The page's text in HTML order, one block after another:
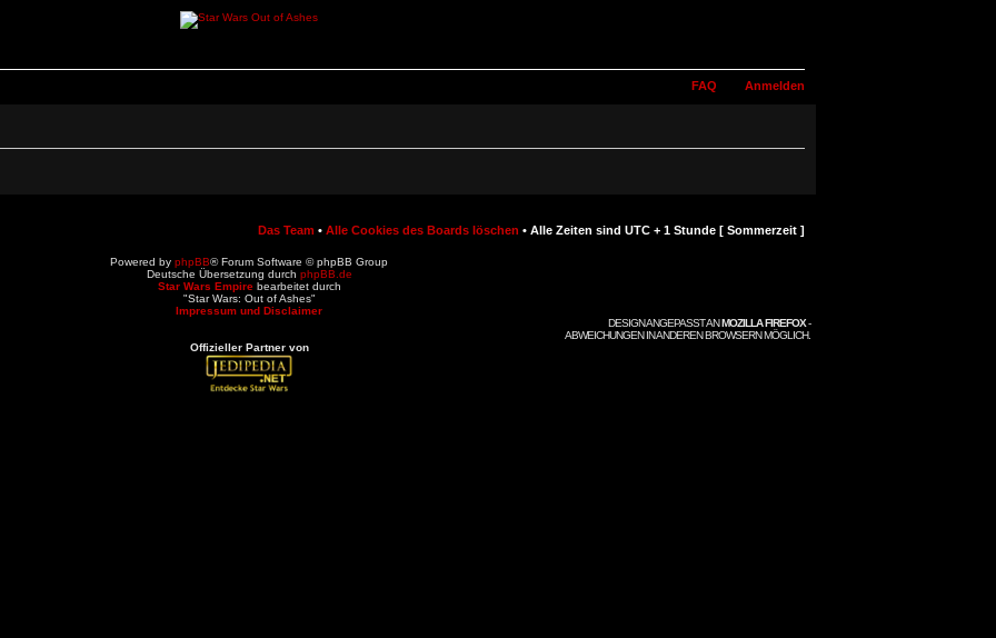
FAQ Anmelden
Das Team • Alle Cookies des Boards löschen • Alle Zeiten sind UTC + 1 Stunde [ Sommerzeit ]
Powered by phpBB® Forum Software © phpBB Group
Deutsche Übersetzung durch phpBB.de
Star Wars Empirebearbeitet durch
"Star Wars: Out of Ashes"
Impressum und Disclaimer
DESIGN ANGEPASST ANMOZILLA FIREFOX-
ABWEICHUNGEN IN ANDEREN BROWSERN MÖGLICH.
Offizieller Partner von